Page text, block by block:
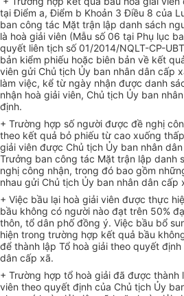
tại Điểm a, Điểm b Khoản 3 Điều 8 của
ban công tác Mặt trận lập danh sách
là hoà giải viên (Mẫu số 06 tại Phụ lục
quyết liên tịch số 01/2014/NQLT-CP-
bản kiểm phiếu hoặc biên bản về kết
viên gửi Chủ tịch Ủy ban nhân dân cấp
làm việc, kể từ ngày nhận được danh
nhận hoà giải viên, Chủ tịch Ủy ban
định.
+ Trường hợp số người được đề nghị
theo kết quả bỏ phiếu từ cao xuống
giải viên được Chủ tịch Ủy ban nhân
Trưởng ban công tác Mặt trận lập danh
nghị công nhận, trong đó bao gồm
nhau gửi Chủ tịch Ủy ban nhân dân cấp
+ Việc bầu lại hoà giải viên được thực
bầu không có người nào đạt trên 50%
thôn, tổ dân phố đồng ý. Việc bầu bổ
hiện trong trường hợp kết quả bầu
để thành lập Tổ hoà giải theo quyết
dân cấp xã.
+ Trường hợp tổ hoà giải đã được thành
viên theo quyết định của Chủ tịch Ủy